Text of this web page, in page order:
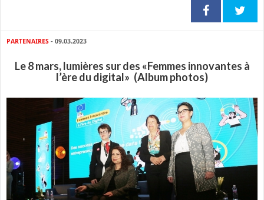
PARTENAIRES - 09.03.2023
Le 8 mars, lumières sur des «Femmes innovantes à
l’ère du digital» (Album photos)